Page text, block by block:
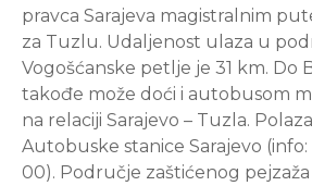
pravca Sarajeva magistralnim
za Tuzlu. Udaljenost ulaza u
Vogošćanske petlje je 31 km. Do
takođe može doći i autobusom
na relaciji Sarajevo – Tuzla.
Autobuske stanice Sarajevo (info:
00). Područje zaštićenog pejzaža